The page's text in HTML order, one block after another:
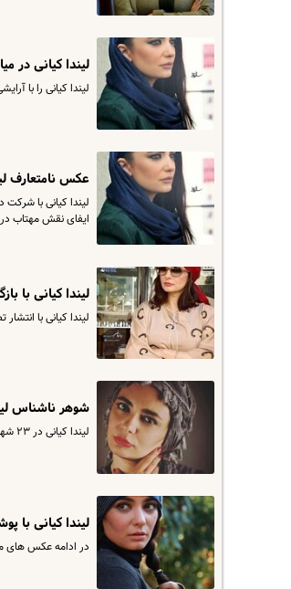
لیندا کیانی در
لیندا کیانی را با
عکس نامتعارف
لیندا کیانی با
ایفای نقش مهتاب
لیندا کیانی با
لیندا کیانی با انتشار تصاویری از حاشیه
شوهر ناشناس
لیندا کیانی در ۲۳ شهریور ۱۳۵۹ در آبادان متولد شد.
لیندا کیانی با
در ادامه عکس های